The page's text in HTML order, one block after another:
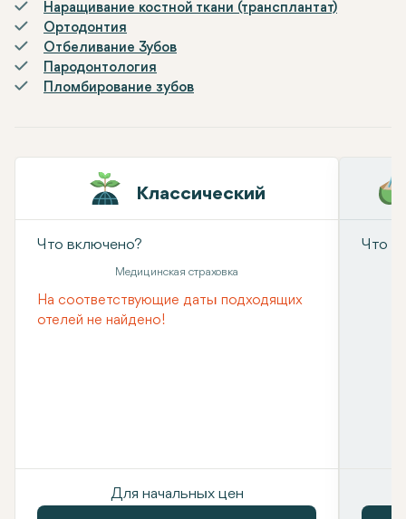
Наращивание костной ткани (трансплантат)
Ортодонтия
Отбеливание Зубов
Пародонтология
Пломбирование зубов
Классический
Что включено?
Медицинская страховка
На соответствующие даты подходящих
отелей не найдено!
Для начальных цен
Что